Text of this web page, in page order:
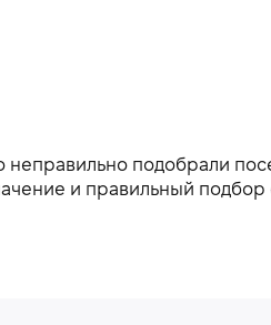
подобрали
и правильный подбор